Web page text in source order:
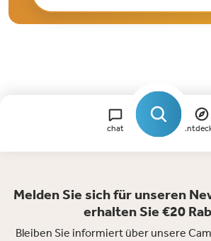
chat
Melden Sie sich für unseren
erhalten Sie €20
Bleiben Sie informiert über unsere